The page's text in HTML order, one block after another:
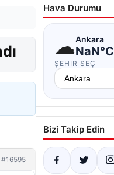
#16595
Hava Durumu
☁Ankara
NaN°C
ŞEHIR SEÇ
Bizi Takip Edin